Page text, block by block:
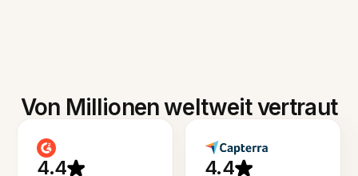
Von Millionen weltweit vertraut
4.4 4.4